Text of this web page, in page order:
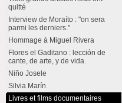
quitté
Interview de Moraíto : "on sera
parmi les derniers."
Hommage à Miguel Rivera
Flores el Gaditano : lección de
cante, de arte, y de vida.
Niño Josele
Silvia Marín
Livres et films documentaires